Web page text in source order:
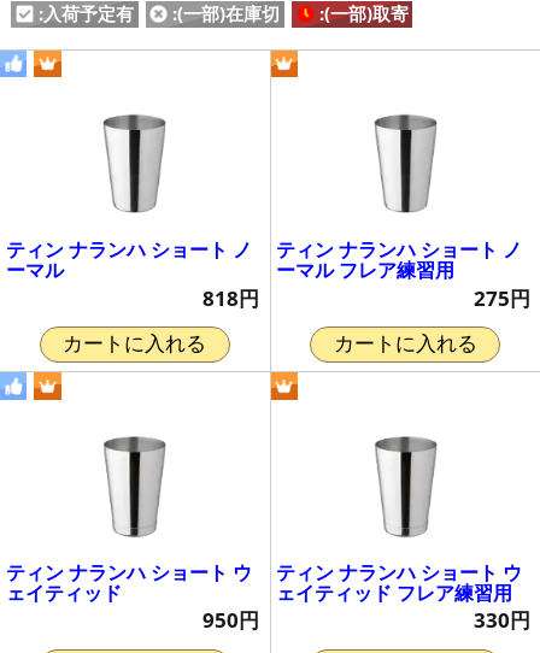
:入荷予定有
:(一部)在庫切 :(一部)取寄
ティン ナランハ ショート ノ
ーマル
818円
カートに入れる
ティン ナランハ ショート ノ
ーマル フレア練習用
275円
カートに入れる
ティン ナランハ ショート ウ
ェイティッド
950円
ティン ナランハ ショート ウ
ェイティッド フレア練習用
330円